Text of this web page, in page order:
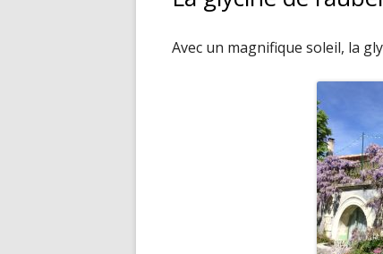
Avec un magnifique soleil, la